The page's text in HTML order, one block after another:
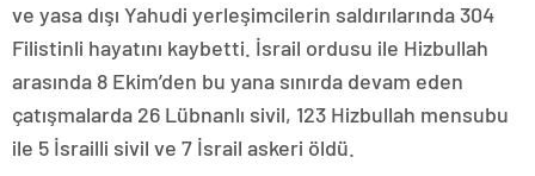
ve yasa dışı Yahudi yerleşimcilerin saldırılarında 304
Filistinli hayatını kaybetti. İsrail ordusu ile Hizbullah
arasında 8 Ekim’den bu yana sınırda devam eden
çatışmalarda 26 Lübnanlı sivil, 123 Hizbullah mensubu
ile 5 İsrailli sivil ve 7 İsrail askeri öldü.